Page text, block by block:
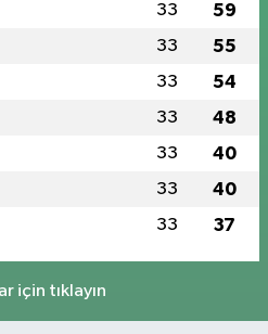
33 59
33 55
33 54
33 48
33 40
33 40
33 37
için tıklayın